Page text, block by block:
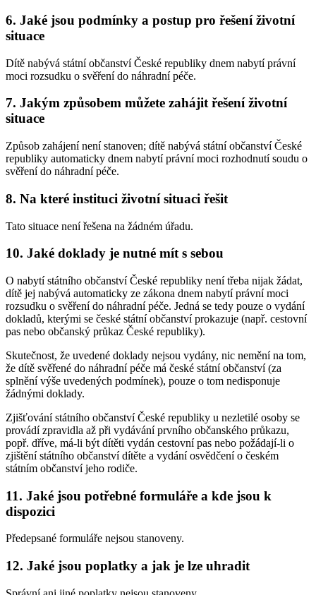
6. Jaké jsou podmínky a postup pro řešení životní
situace
Dítě nabývá státní občanství České republiky dnem nabytí právní
moci rozsudku o svěření do náhradní péče.
7. Jakým způsobem můžete zahájit řešení životní
situace
Způsob zahájení není stanoven; dítě nabývá státní občanství České
republiky automaticky dnem nabytí právní moci rozhodnutí soudu o
svěření do náhradní péče.
8. Na které instituci životní situaci řešit
Tato situace není řešena na žádném úřadu.
10. Jaké doklady je nutné mít s sebou
O nabytí státního občanství České republiky není třeba nijak žádat,
dítě jej nabývá automaticky ze zákona dnem nabytí právní moci
rozsudku o svěření do náhradní péče. Jedná se tedy pouze o vydání
dokladů, kterými se české státní občanství prokazuje (např. cestovní
pas nebo občanský průkaz České republiky).
Skutečnost, že uvedené doklady nejsou vydány, nic nemění na tom,
že dítě svěřené do náhradní péče má české státní občanství (za
splnění výše uvedených podmínek), pouze o tom nedisponuje
žádnými doklady.
Zjišťování státního občanství České republiky u nezletilé osoby se
provádí zpravidla až při vydávání prvního občanského průkazu,
popř. dříve, má-li být dítěti vydán cestovní pas nebo požádají-li o
zjištění státního občanství dítěte a vydání osvědčení o českém
státním občanství jeho rodiče.
11. Jaké jsou potřebné formuláře a kde jsou k
dispozici
Předepsané formuláře nejsou stanoveny.
12. Jaké jsou poplatky a jak je lze uhradit